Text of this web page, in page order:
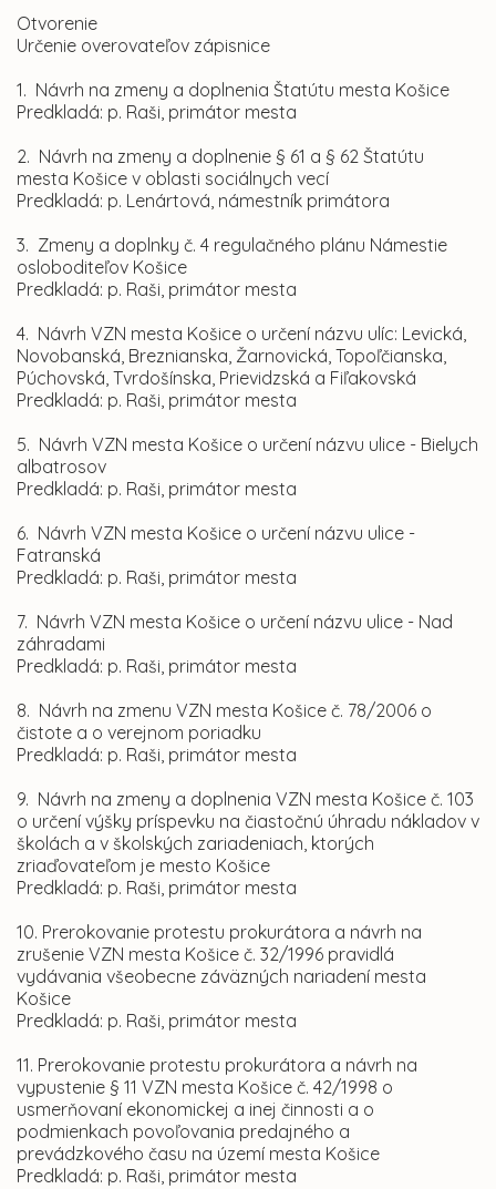
Otvorenie
Určenie overovateľov zápisnice
1. Návrh na zmeny a doplnenia Štatútu mesta Košice
Predkladá: p. Raši, primátor mesta
2. Návrh na zmeny a doplnenie § 61 a § 62 Štatútu
mesta Košice v oblasti sociálnych vecí
Predkladá: p. Lenártová, námestník primátora
3. Zmeny a doplnky č. 4 regulačného plánu Námestie
osloboditeľov Košice
Predkladá: p. Raši, primátor mesta
4. Návrh VZN mesta Košice o určení názvu ulíc: Levická,
Novobanská, Breznianska, Žarnovická, Topoľčianska,
Púchovská, Tvrdošínska, Prievidzská a Fiľakovská
Predkladá: p. Raši, primátor mesta
5. Návrh VZN mesta Košice o určení názvu ulice - Bielych
albatrosov
Predkladá: p. Raši, primátor mesta
6. Návrh VZN mesta Košice o určení názvu ulice -
Fatranská
Predkladá: p. Raši, primátor mesta
7. Návrh VZN mesta Košice o určení názvu ulice - Nad
záhradami
Predkladá: p. Raši, primátor mesta
8. Návrh na zmenu VZN mesta Košice č. 78/2006 o
čistote a o verejnom poriadku
Predkladá: p. Raši, primátor mesta
9. Návrh na zmeny a doplnenia VZN mesta Košice č. 103
o určení výšky príspevku na čiastočnú úhradu nákladov v
školách a v školských zariadeniach, ktorých
zriaďovateľom je mesto Košice
Predkladá: p. Raši, primátor mesta
10. Prerokovanie protestu prokurátora a návrh na
zrušenie VZN mesta Košice č. 32/1996 pravidlá
vydávania všeobecne záväzných nariadení mesta
Košice
Predkladá: p. Raši, primátor mesta
11. Prerokovanie protestu prokurátora a návrh na
vypustenie § 11 VZN mesta Košice č. 42/1998 o
usmerňovaní ekonomickej a inej činnosti a o
podmienkach povoľovania predajného a
prevádzkového času na území mesta Košice
Predkladá: p. Raši, primátor mesta